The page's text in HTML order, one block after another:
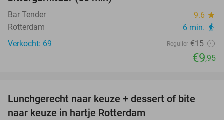
Bar Tender 9.6 star
Rotterdam 6 min. directions_walk
Verkocht: 69 Regulier €15
€9,95
46%
Lunchgerecht naar keuze + dessert of bite
naar keuze in hartje Rotterdam